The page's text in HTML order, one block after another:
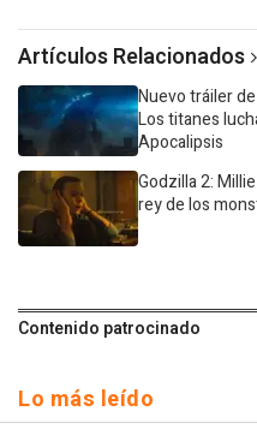
Artículos Relacionados
Nuevo tráiler
Los titanes
Apocalipsis
Godzilla 2:
rey de los
Contenido patrocinado
Lo más leído